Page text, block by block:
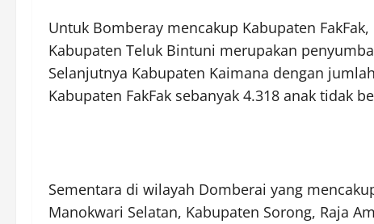
Untuk Bomberay mencakup Kabupaten
Kabupaten Teluk Bintuni merupakan
Selanjutnya Kabupaten Kaimana dengan
Kabupaten FakFak sebanyak 4.318 anak tidak
Sementara di wilayah Domberai yang
Manokwari Selatan, Kabupaten Sorong, Raja